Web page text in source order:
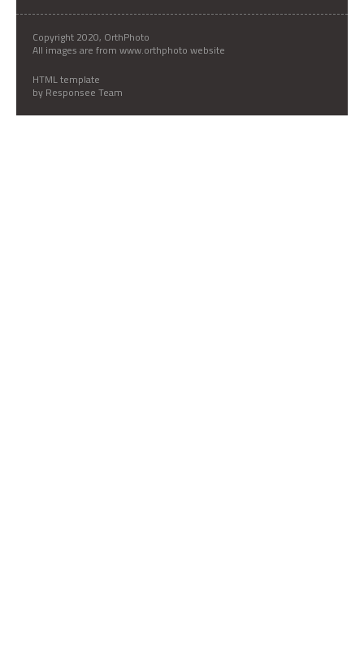
Copyright 2020, OrthPhoto
All images are from www.orthphoto website
HTML template
by Responsee Team